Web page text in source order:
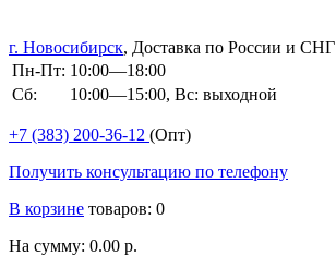
г. Новосибирск, Доставка по России и СНГ
Пн-Пт: 10:00—18:00
Сб:
10:00—15:00, Вс: выходной
+7 (383) 200-36-12 (Опт)
Получить консультацию по телефону
В корзине товаров: 0
На сумму: 0.00 р.